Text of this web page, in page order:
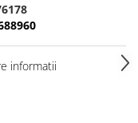
informatii